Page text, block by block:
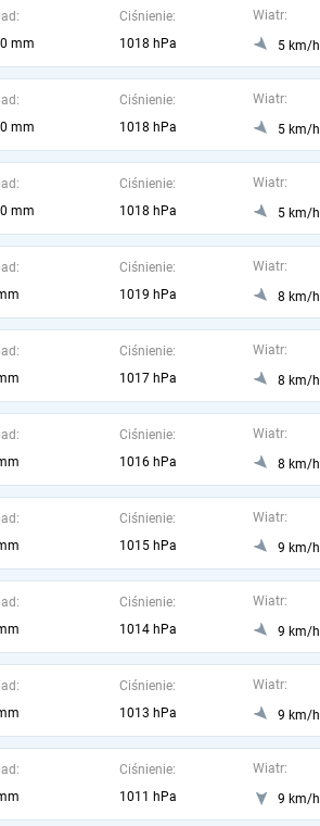
0 mm
Ciśnienie:
1018 hPa
Wiatr:
5 km/h
0 mm
Ciśnienie:
1018 hPa
Wiatr:
5 km/h
0 mm
Ciśnienie:
1018 hPa
Wiatr:
5 km/h
Ciśnienie:
1019 hPa
Wiatr:
8 km/h
Ciśnienie:
1017 hPa
Wiatr:
8 km/h
Ciśnienie:
1016 hPa
Wiatr:
8 km/h
Ciśnienie:
1015 hPa
Wiatr:
9 km/h
Ciśnienie:
1014 hPa
Wiatr:
9 km/h
Ciśnienie:
1013 hPa
Wiatr:
9 km/h
Ciśnienie:
1011 hPa
Wiatr:
9 km/h